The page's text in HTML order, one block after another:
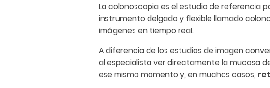
La colonoscopia es el estudio de referencia
instrumento delgado y flexible llamado
imágenes en tiempo real.
A diferencia de los estudios de imagen
al especialista ver directamente la mucosa
ese mismo momento y, en muchos casos,